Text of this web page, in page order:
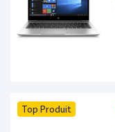
Top Produit